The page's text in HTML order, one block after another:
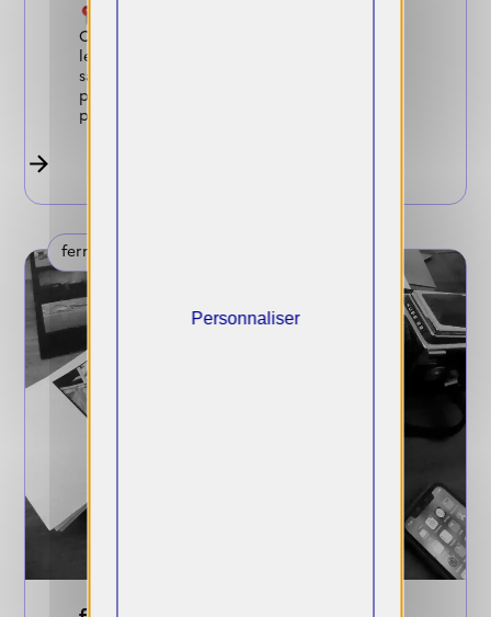
Cet appel à candidature est ouvert à tous
les photographes professionnels majeur
salarié ou freelance ainsi qu’aux
photographes amateurs dans la catégorie
photographes amateurs.
fermée
Personnaliser